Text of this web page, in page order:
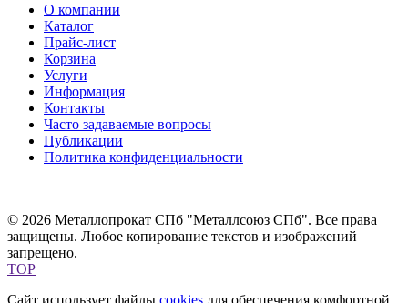
О компании
Каталог
Прайс-лист
Корзина
Услуги
Информация
Контакты
Часто задаваемые вопросы
Публикации
Политика конфиденциальности
© 2026 Металлопрокат СПб "Металлсоюз СПб". Все права
защищены. Любое копирование текстов и изображений
запрещено.
TOP
Сайт использует файлы cookies для обеспечения комфортной